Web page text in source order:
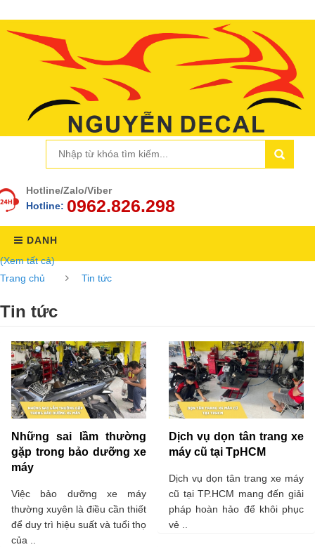
Hotline/Zalo/Viber
Hotline: 0962.826.298
DANH
(Xem tất cả)
Trang chủ
Tin tức
Tin tức
Những sai lầm thường
gặp trong bảo dưỡng xe
máy
Việc bảo dưỡng xe máy
thường xuyên là điều cần thiết
để duy trì hiệu suất và tuổi thọ
của ..
Dịch vụ dọn tân trang xe
máy cũ tại TpHCM
Dịch vụ dọn tân trang xe máy
cũ tại TP.HCM mang đến giải
pháp hoàn hảo để khôi phục
vẻ ..